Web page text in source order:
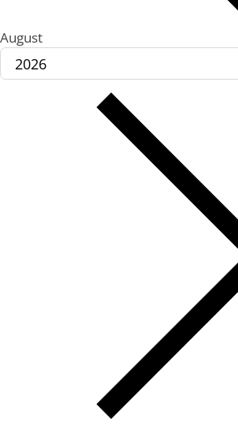
August